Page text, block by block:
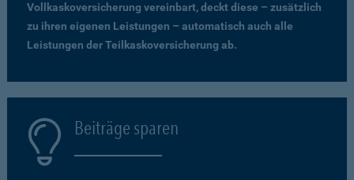
Vollkaskoversicherung vereinbart, deckt diese – zusätzlich
zu ihren eigenen Leistungen – automatisch auch alle
Leistungen der Teilkaskoversicherung ab.
Beiträge sparen